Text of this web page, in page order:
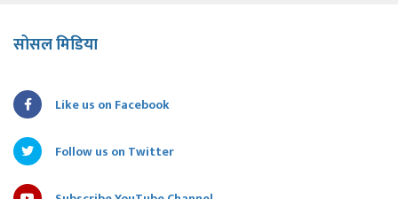
सोसल मिडिया
Like us on Facebook
Follow us on Twitter